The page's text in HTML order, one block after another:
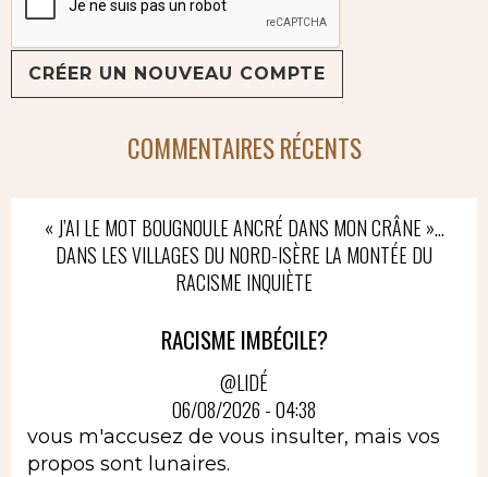
COMMENTAIRES RÉCENTS
« J’AI LE MOT BOUGNOULE ANCRÉ DANS MON CRÂNE »…
DANS LES VILLAGES DU NORD-ISÈRE LA MONTÉE DU
RACISME INQUIÈTE
RACISME IMBÉCILE?
@LIDÉ
06/08/2026 - 04:38
vous m'accusez de vous insulter, mais vos
propos sont lunaires.